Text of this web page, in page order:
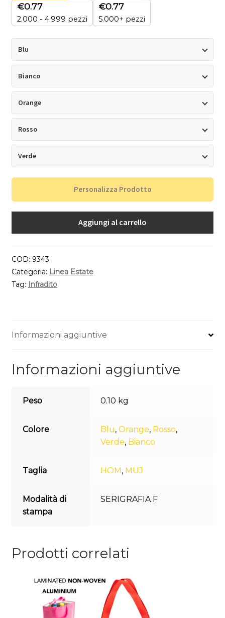
€0.77
2.000 - 4.999 pezzi
€0.77
5.000+ pezzi
Blu
Bianco
Orange
Rosso
Verde
Personalizza Prodotto
Aggiungi al carrello
COD: 9343
Categoria: Linea Estate
Tag: Infradito
Informazioni aggiuntive
Informazioni aggiuntive
Peso 0.10 kg
Colore Blu,Orange, Rosso,
Verde, Bianco
Taglia HOM, MUJ
Modalità di
stampa
SERIGRAFIA F
Prodotti correlati